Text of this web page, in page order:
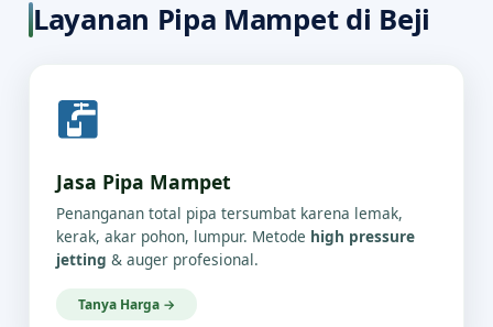
Layanan Pipa Mampet di Beji
Jasa Pipa Mampet
Penanganan total pipa tersumbat karena lemak,
kerak, akar pohon, lumpur. Metode high pressure
jetting & auger profesional.
Tanya Harga →